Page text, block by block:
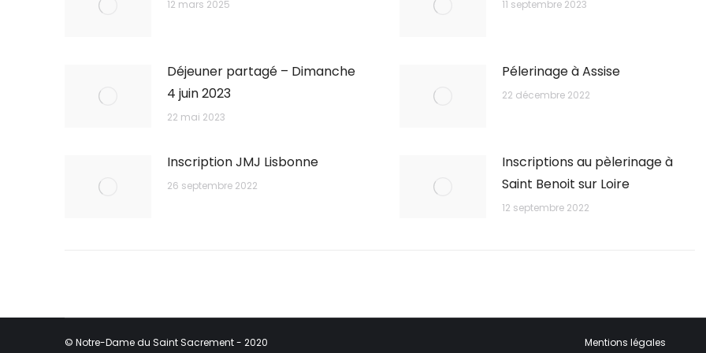
12 mars 2025 11 septembre 2023
Déjeuner partagé – Dimanche
4 juin 2023
22 mai 2023
Pélerinage à Assise
22 décembre 2022
Inscription JMJ Lisbonne
26 septembre 2022
Inscriptions au pèlerinage à
Saint Benoit sur Loire
12 septembre 2022
© Notre-Dame du Saint Sacrement - 2020 Mentions légales